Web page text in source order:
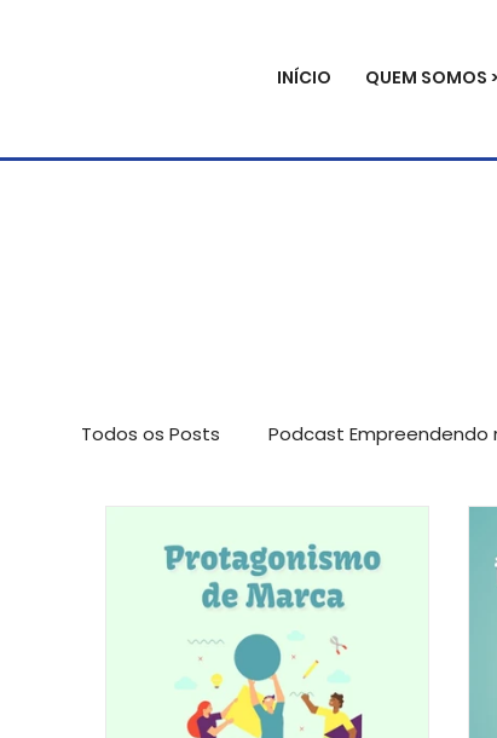
INÍCIO QUEM SOMOS >
Todos os Posts Podcast Empreendendo
Relatório de Atividades e Impacto
Série Raízes que Constroem: 15 anos